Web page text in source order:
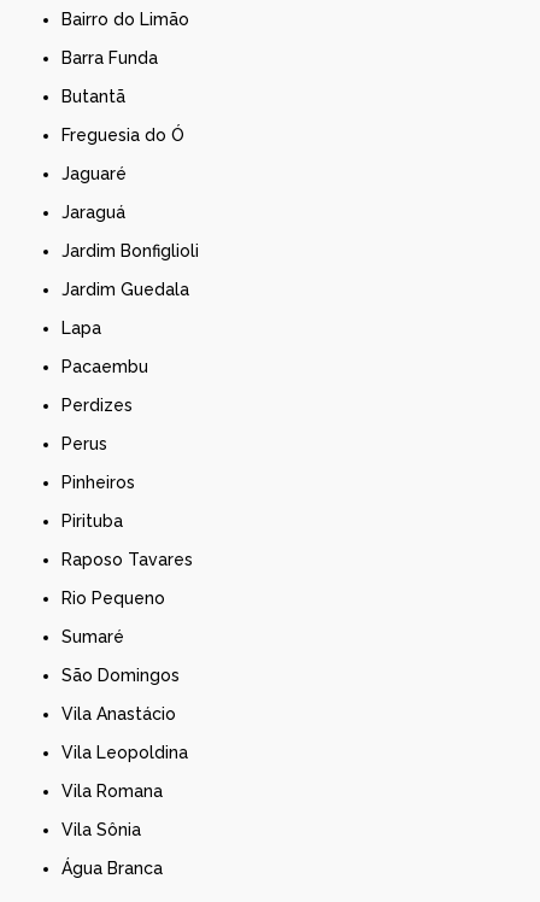
Bairro do Limão
Barra Funda
Butantã
Freguesia do Ó
Jaguaré
Jaraguá
Jardim Bonfiglioli
Jardim Guedala
Lapa
Pacaembu
Perdizes
Perus
Pinheiros
Pirituba
Raposo Tavares
Rio Pequeno
Sumaré
São Domingos
Vila Anastácio
Vila Leopoldina
Vila Romana
Vila Sônia
Água Branca